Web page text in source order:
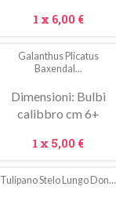
Prezzo
1 x 6,00 €
Galanthus Plicatus
Baxendal...
Dimensioni: Bulbi
calibbro cm 6+
Prezzo
1 x 5,00 €
Tulipano Stelo Lungo Don...